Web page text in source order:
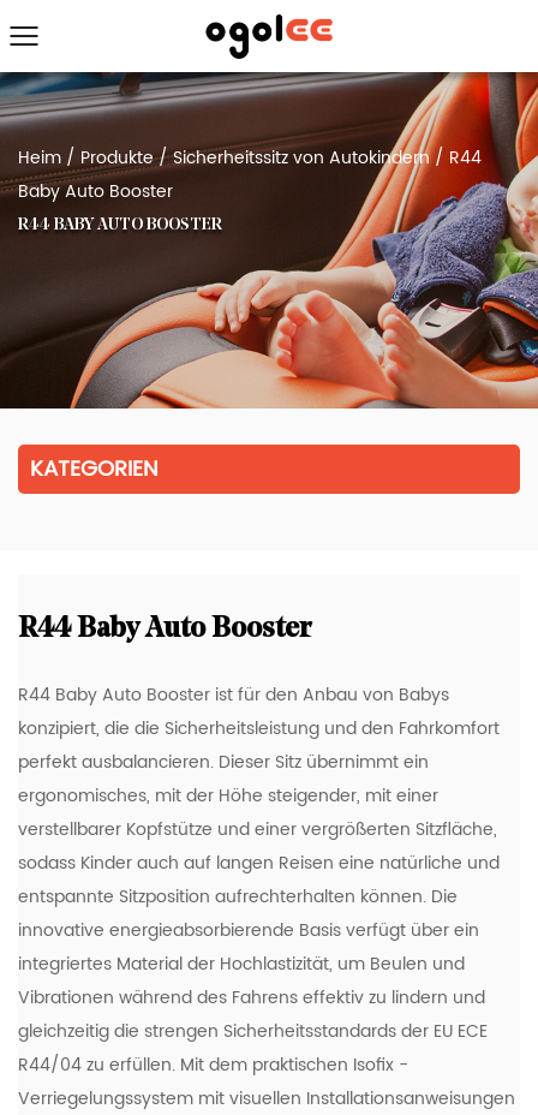
Heim / Produkte/Sicherheitssitz von Autokindern/ R44
Baby Auto Booster
R44 BABY AUTO BOOSTER
KATEGORIEN
R44 Baby Auto Booster
R44 Baby Auto Booster ist für den Anbau von Babys
konzipiert, die die Sicherheitsleistung und den Fahrkomfort
perfekt ausbalancieren. Dieser Sitz übernimmt ein
ergonomisches, mit der Höhe steigender, mit einer
verstellbarer Kopfstütze und einer vergrößerten Sitzfläche,
sodass Kinder auch auf langen Reisen eine natürliche und
entspannte Sitzposition aufrechterhalten können. Die
innovative energieabsorbierende Basis verfügt über ein
integriertes Material der Hochlastizität, um Beulen und
Vibrationen während des Fahrens effektiv zu lindern und
gleichzeitig die strengen Sicherheitsstandards der EU ECE
R44/04 zu erfüllen. Mit dem praktischen Isofix -
Verriegelungssystem mit visuellen Installationsanweisungen